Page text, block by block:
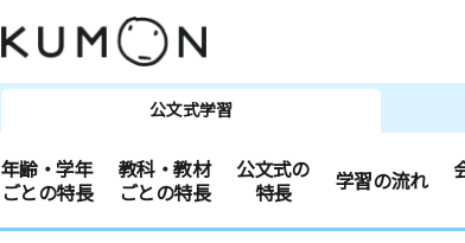
公文式学習
年齢・学年
ごとの特長
教科・教材
ごとの特長
公文式の
特長
学習の流れ